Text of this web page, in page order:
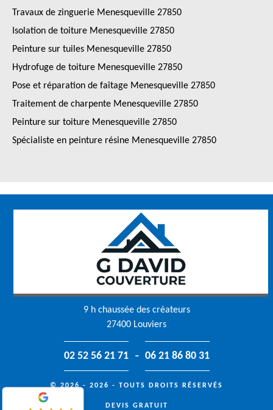
Travaux de zinguerie Menesqueville 27850
Isolation de toiture Menesqueville 27850
Peinture sur tuiles Menesqueville 27850
Hydrofuge de toiture Menesqueville 27850
Pose et réparation de faîtage Menesqueville 27850
Traitement de charpente Menesqueville 27850
Peinture sur toiture Menesqueville 27850
Spécialiste en peinture résine Menesqueville 27850
9 h chaussée des créateurs
27400 Louviers
02 52 56 21 71 - 06 21 86 80 31
© 2026 - 2026 - TOUTS DROITS RÉSERVÉS
DEVIS GRATUIT